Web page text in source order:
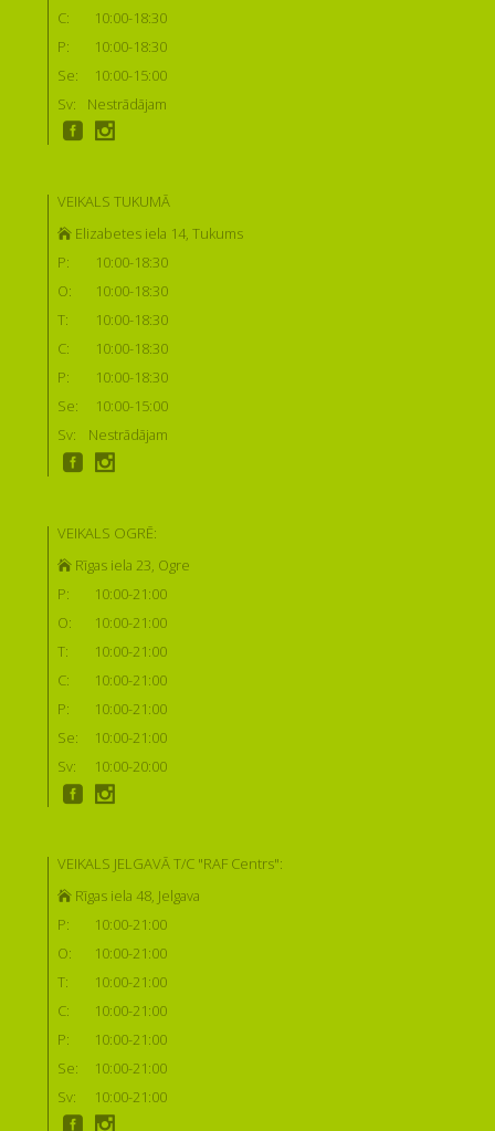
C:
10:00-18:30
P:
10:00-18:30
Se:
10:00-15:00
Sv:
Nestrādājam
VEIKALS TUKUMĀ
Elizabetes iela 14, Tukums
P:
10:00-18:30
O:
10:00-18:30
T:
10:00-18:30
C:
10:00-18:30
P:
10:00-18:30
Se:
10:00-15:00
Sv:
Nestrādājam
VEIKALS OGRĒ:
Rīgas iela 23, Ogre
P:
10:00-21:00
O:
10:00-21:00
T:
10:00-21:00
C:
10:00-21:00
P:
10:00-21:00
Se:
10:00-21:00
Sv:
10:00-20:00
VEIKALS JELGAVĀ T/C "RAF Centrs":
Rīgas iela 48, Jelgava
P:
10:00-21:00
O:
10:00-21:00
T:
10:00-21:00
C:
10:00-21:00
P:
10:00-21:00
Se:
10:00-21:00
Sv:
10:00-21:00